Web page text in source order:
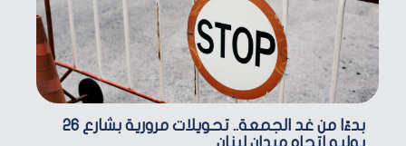
بدءًا من غد الجمعة.. تحويلات مرورية بشارع 26